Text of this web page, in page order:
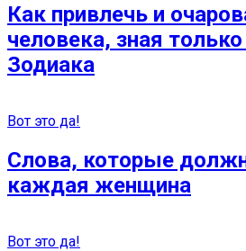
Как привлечь и
человека, зная только
Зодиака
Вот это да!
Слова, которые
каждая женщина
Вот это да!